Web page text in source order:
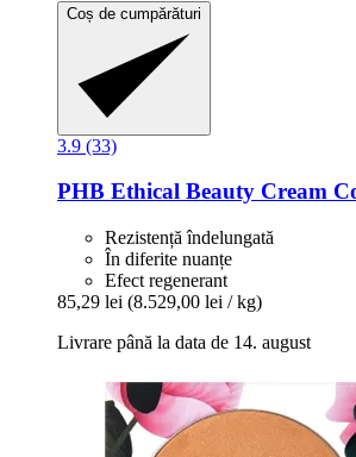
Coș de cumpărături
3.9 (33)
PHB Ethical Beauty Cream
Rezistență îndelungată
În diferite nuanțe
Efect regenerant
85,29 lei (8.529,00 lei / kg)
Livrare până la data de 14. august